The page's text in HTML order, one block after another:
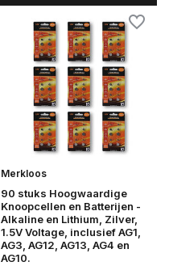
Merkloos
90 stuks Hoogwaardige
Knoopcellen en Batterijen -
Alkaline en Lithium, Zilver,
1.5V Voltage, inclusief AG1,
AG3, AG12, AG13, AG4 en
AG10.